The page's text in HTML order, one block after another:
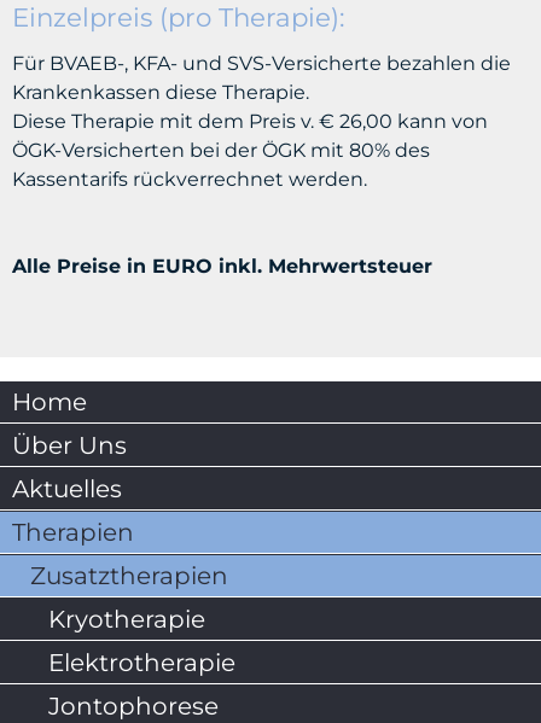
Einzelpreis (pro Therapie):
Für BVAEB-, KFA- und SVS-Versicherte bezahlen die
Krankenkassen diese Therapie.
Diese Therapie mit dem Preis v. € 26,00 kann von
ÖGK-Versicherten bei der ÖGK mit 80% des
Kassentarifs rückverrechnet werden.
Alle Preise in EURO inkl. Mehrwertsteuer
Home
Über Uns
Aktuelles
Therapien
Zusatztherapien
Kryotherapie
Elektrotherapie
Jontophorese